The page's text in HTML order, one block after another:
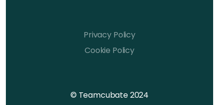
© Teamcubate 2024
Privacy Policy
Cookie Policy